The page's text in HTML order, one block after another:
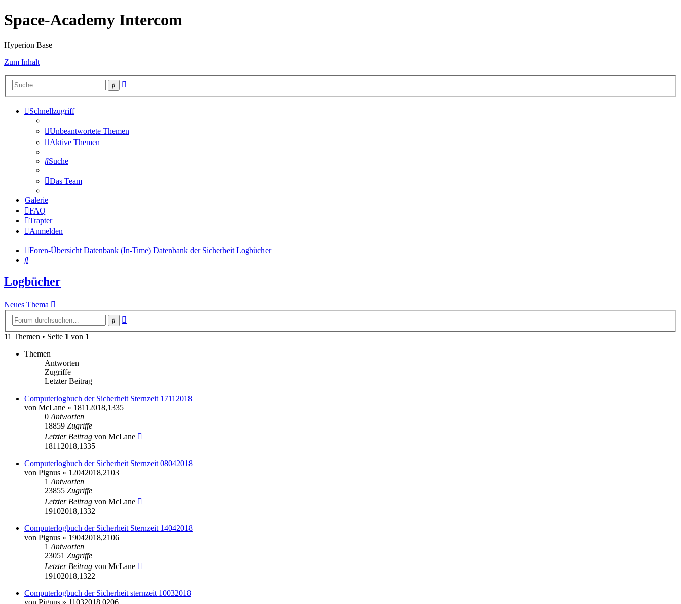
Space-Academy Intercom
Hyperion Base
Zum Inhalt
Suche
Schnellzugriff
Unbeantwortete Themen
Aktive Themen
Suche
Das Team
Galerie
FAQ
Trapter
Anmelden
Foren-Übersicht Datenbank (In-Time) Datenbank der Sicherheit Logbücher
Suche
Logbücher
Neues Thema
Suche
11 Themen • Seite 1 von 1
Themen
Antworten
Zugriffe
Letzter Beitrag
Computerlogbuch der Sicherheit Sternzeit 17112018
von McLane » 18112018,1335
0 Antworten
18859 Zugriffe
Letzter Beitrag von McLane
18112018,1335
Computerlogbuch der Sicherheit Sternzeit 08042018
von Pignus » 12042018,2103
1 Antworten
23855 Zugriffe
Letzter Beitrag von McLane
19102018,1332
Computerlogbuch der Sicherheit Sternzeit 14042018
von Pignus » 19042018,2106
1 Antworten
23051 Zugriffe
Letzter Beitrag von McLane
19102018,1322
Computerlogbuch der Sicherheit sternzeit 10032018
von Pignus » 11032018,0206